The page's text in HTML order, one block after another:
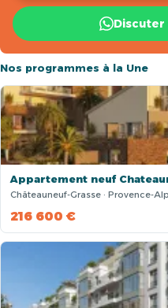
Discuter
Nos programmes à la Une
Appartement neuf
Châteauneuf-Grasse · Provence-
216 600 €